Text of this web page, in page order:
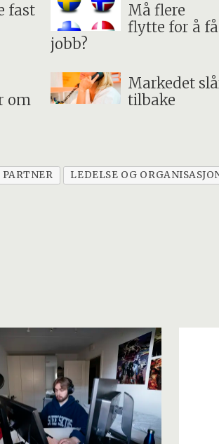
fast
Må flere
flytte for å få
jobb?
om
Markedet
tilbake
PARTNER LEDELSE OG